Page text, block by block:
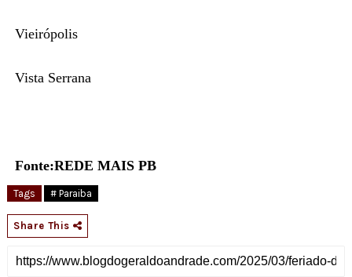
Vieirópolis
Vista Serrana
Fonte:REDE MAIS PB
Tags # Paraiba
Share This